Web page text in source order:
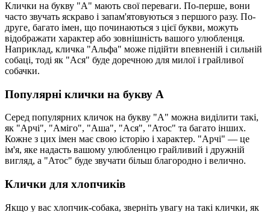
Клички на букву "А" мають свої переваги. По-перше, вони
часто звучать яскраво і запам'ятовуються з першого разу. По-
друге, багато імен, що починаються з цієї букви, можуть
відображати характер або зовнішність вашого улюбленця.
Наприклад, кличка "Альфа" може підійти впевненій і сильній
собаці, тоді як "Ася" буде доречною для милої і грайливої
собачки.
Популярні клички на букву А
Серед популярних кличок на букву "А" можна виділити такі,
як "Арчі", "Аміго", "Аша", "Ася", "Атос" та багато інших.
Кожне з цих імен має свою історію і характер. "Арчі" — це
ім'я, яке надасть вашому улюбленцю грайливий і дружній
вигляд, а "Атос" буде звучати більш благородно і велично.
Клички для хлопчиків
Якщо у вас хлопчик-собака, зверніть увагу на такі клички, як